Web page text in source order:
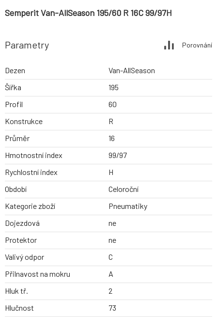
Semperit Van-AllSeason 195/60 R 16C 99/97H
Parametry Porovnání
Dezen
Van-AllSeason
Šířka
195
Profil
60
Konstrukce
R
Průměr
16
Hmotnostní index
99/97
Rychlostní index
H
Období
Celoroční
Kategorie zboží
Pneumatiky
Dojezdová
ne
Protektor
ne
Valivý odpor
C
Přilnavost na mokru
A
Hluk tř.
2
Hlučnost
73